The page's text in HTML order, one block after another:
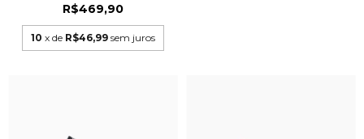
R$469,90
10 x de R$46,99 sem juros